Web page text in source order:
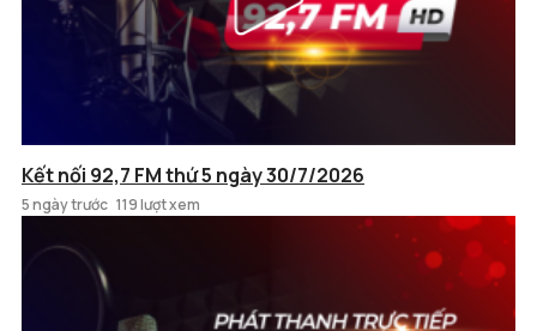
Kết nối 92,7 FM thứ 5 ngày 30/7/2026
5 ngày trước 119 lượt xem